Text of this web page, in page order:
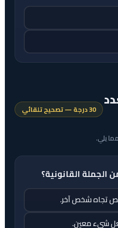
30 درجة — تصحيح تلقائي
يلي.
القانونية؟
تجاه شخص آخر.
شيء معين.